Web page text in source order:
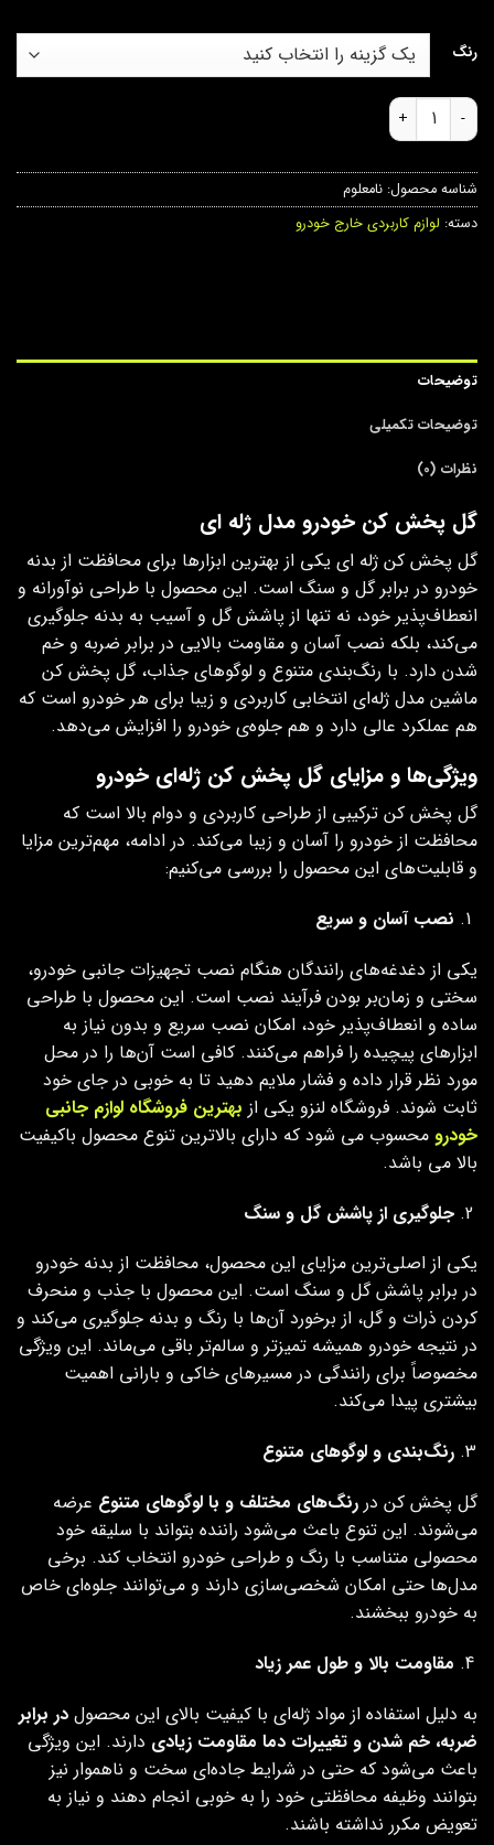
رنگ
گل پخش کن خودرو مدل ژله ای عدد
شناسه محصول: نامعلوم
دسته: لوازم کاربردی خارج خودرو
توضیحات
توضیحات تکمیلی
نظرات (0)
گل پخش کن خودرو مدل ژله ای
گل پخش کن ژله‌ ای یکی از بهترین ابزارها برای محافظت از بدنه
خودرو در برابر گل و سنگ است. این محصول با طراحی نوآورانه و
انعطاف‌پذیر خود، نه تنها از پاشش گل و آسیب به بدنه جلوگیری
می‌کند، بلکه نصب آسان و مقاومت بالایی در برابر ضربه و خم
شدن دارد. با رنگ‌بندی متنوع و لوگوهای جذاب، گل پخش کن
ماشین مدل ژله‌ای انتخابی کاربردی و زیبا برای هر خودرو است که
هم عملکرد عالی دارد و هم جلوه‌ی خودرو را افزایش می‌دهد.
ویژگی‌ها و مزایای گل پخش کن ژله‌ای خودرو
گل پخش کن ترکیبی از طراحی کاربردی و دوام بالا است که
محافظت از خودرو را آسان و زیبا می‌کند. در ادامه، مهم‌ترین مزایا
و قابلیت‌های این محصول را بررسی می‌کنیم:
نصب آسان و سریع
یکی از دغدغه‌های رانندگان هنگام نصب تجهیزات جانبی خودرو،
سختی و زمان‌بر بودن فرآیند نصب است. این محصول با طراحی
ساده و انعطاف‌پذیر خود، امکان نصب سریع و بدون نیاز به
ابزارهای پیچیده را فراهم می‌کنند. کافی است آن‌ها را در محل
مورد نظر قرار داده و فشار ملایم دهید تا به خوبی در جای خود
ثابت شوند. فروشگاه لنزو یکی از بهترین فروشگاه لوازم جانبی
خودرو محسوب می شود که دارای بالاترین تنوع محصول باکیفیت
بالا می باشد.
جلوگیری از پاشش گل و سنگ
یکی از اصلی‌ترین مزایای این محصول، محافظت از بدنه خودرو
در برابر پاشش گل و سنگ است. این محصول با جذب و منحرف
کردن ذرات و گل، از برخورد آن‌ها با رنگ و بدنه جلوگیری می‌کند و
در نتیجه خودرو همیشه تمیزتر و سالم‌تر باقی می‌ماند. این ویژگی
مخصوصاً برای رانندگی در مسیرهای خاکی و بارانی اهمیت
بیشتری پیدا می‌کند.
رنگ‌بندی و لوگوهای متنوع
گل پخش کن‌ در رنگ‌های مختلف و با لوگوهای متنوع عرضه
می‌شوند. این تنوع باعث می‌شود راننده بتواند با سلیقه خود
محصولی متناسب با رنگ و طراحی خودرو انتخاب کند. برخی
مدل‌ها حتی امکان شخصی‌سازی دارند و می‌توانند جلوه‌ای خاص
به خودرو ببخشند.
مقاومت بالا و طول عمر زیاد
به دلیل استفاده از مواد ژله‌ای با کیفیت بالای این محصول در برابر
ضربه، خم شدن و تغییرات دما مقاومت زیادی دارند. این ویژگی
باعث می‌شود که حتی در شرایط جاده‌ای سخت و ناهموار نیز
بتوانند وظیفه محافظتی خود را به خوبی انجام دهند و نیاز به
تعویض مکرر نداشته باشند.